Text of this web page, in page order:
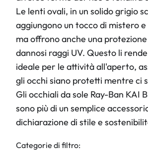
Le lenti ovali, in un solido grigio
aggiungono un tocco di mistero
ma offrono anche una
dannosi raggi UV. Questo li
ideale per le attività all'aperto,
gli occhi siano protetti mentre ci
Gli occhiali da sole Ray-Ban KAI
sono più di un semplice
dichiarazione di stile e
Categorie di filtro: